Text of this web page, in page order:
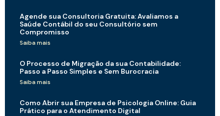
Agende sua Consultoria Gratuita: Avaliamos a
Saúde Contábil do seu Consultório sem
Compromisso
Saiba mais
O Processo de Migração da sua Contabilidade:
Passo a Passo Simples e Sem Burocracia
Saiba mais
Como Abrir sua Empresa de Psicologia Online: Guia
Prático para o Atendimento Digital